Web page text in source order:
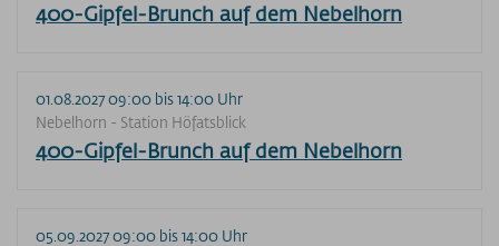
400-Gipfel-Brunch auf dem Nebelhorn
01.08.2027 09:00 bis 14:00 Uhr
Nebelhorn - Station Höfatsblick
400-Gipfel-Brunch auf dem Nebelhorn
05.09.2027 09:00 bis 14:00 Uhr